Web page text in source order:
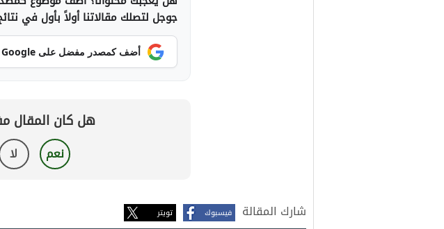
جوجل لتصلك مقالاتنا أولاً بأول في
أضف كمصدر مفضل على Google
هل كان المقال
نعم لا
شارك المقالة فيسبوك تويتر